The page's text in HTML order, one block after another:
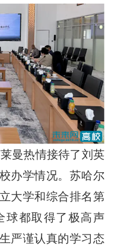
曼热情接待了刘英
办学情况。苏哈尔
大学和综合排名第
球都取得了极高声
严谨认真的学习态